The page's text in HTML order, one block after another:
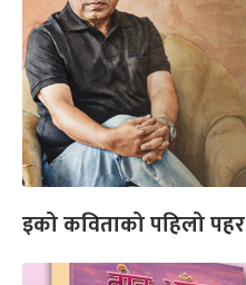
इको कविताको पहिलो पहर